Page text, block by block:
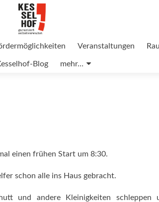
Veranstaltungen
Blog mehr…
einen frühen Start um 8:30.
schon alle ins Haus gebracht.
und andere Kleinigkeiten schleppen